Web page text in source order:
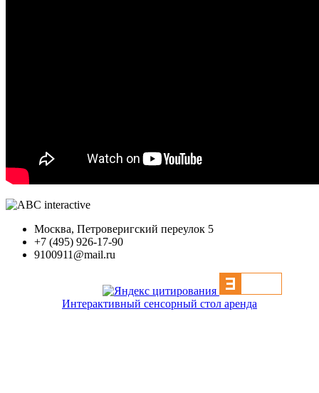
Москва, Петроверигский переулок 5
+7 (495) 926-17-90
9100911@mail.ru
Интерактивный сенсорный стол аренда